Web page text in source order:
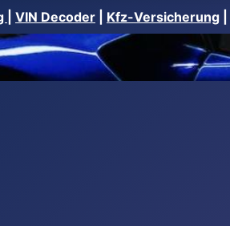
VIN Decoder Kfz-Versicherung